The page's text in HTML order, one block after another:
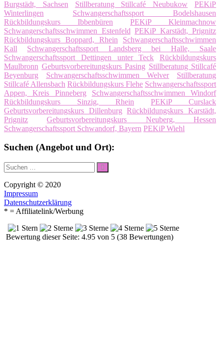
Burgstädt, Sachsen
Stillberatung Stillcafé Neubukow
PEKiP
Winterlingen
Schwangerschaftssport Bodelshausen
Rückbildungskurs Ibbenbüren
PEKiP Kleinmachnow
Schwangerschaftsschwimmen Estenfeld PEKiP Karstädt, Prignitz
Rückbildungskurs Boppard, Rhein
Schwangerschaftsschwimmen
Kall
Schwangerschaftssport Landsberg bei Halle, Saale
Schwangerschaftssport Dettingen unter Teck
Rückbildungskurs
Maulbronn Geburtsvorbereitungskurs Pasing Stillberatung Stillcafé
Beyenburg
Schwangerschaftsschwimmen Welver
Stillberatung
Stillcafé Allensbach Rückbildungskurs Flehe Schwangerschaftssport
Appen, Kreis Pinneberg
Schwangerschaftsschwimmen Windorf
Rückbildungskurs Sinzig, Rhein
PEKiP Curslack
Geburtsvorbereitungskurs Dillenburg
Rückbildungskurs Karstädt,
Prignitz
Geburtsvorbereitungskurs Neuberg, Hessen
Schwangerschaftssport Schwandorf, Bayern PEKiP Wiehl
Suchen (Angebot und Ort):
Suche
nach:
Suchen
Copyright © 2020
Impressum
Datenschutzerklärung
* = Affiliatelink/Werbung
Bewertung dieser Seite: 4.95 von 5 (38 Bewertungen)